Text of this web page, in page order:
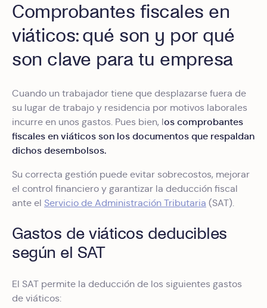
Comprobantes fiscales en
viáticos: qué son y por qué
son clave para tu empresa
Cuando un trabajador tiene que desplazarse fuera de
su lugar de trabajo y residencia por motivos laborales
incurre en unos gastos. Pues bien, los comprobantes
fiscales en viáticos son los documentos que respaldan
dichos desembolsos.
Su correcta gestión puede evitar sobrecostos, mejorar
el control financiero y garantizar la deducción fiscal
ante el Servicio de Administración Tributaria (SAT).
Gastos de viáticos deducibles
según el SAT
El SAT permite la deducción de los siguientes gastos
de viáticos: